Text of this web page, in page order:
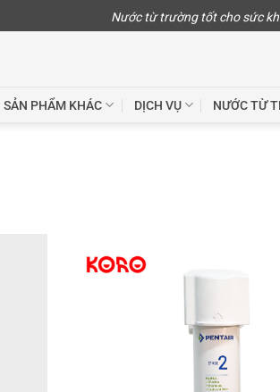
Nước từ trường tốt cho sức
SẢN PHẨM KHÁC DỊCH VỤ NƯỚC TỪ